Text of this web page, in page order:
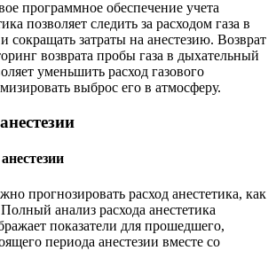
программное обеспечение учета
позволяет следить за расходом газа в
сокращать затраты на анестезию. Возврат
возврата пробы газа в дыхательный
уменьшить расход газового
выброс его в атмосферу.
прогнозировать расход анестетика, как
анализ расхода анестетика
показатели для прошедшего,
периода анестезии вместе со